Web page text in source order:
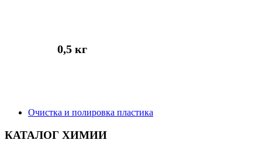
0,5 кг
Очистка и полировка пластика
КАТАЛОГ ХИМИИ